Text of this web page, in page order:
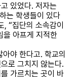
있었다. 저자는
는 학생들이 있다
“집단의 소속감이
을 아프게 지적한
야 한다고. 학교의
로 그치지 않는다.
가르치는 곳이 바